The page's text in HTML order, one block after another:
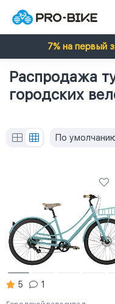
7% на первый
Распродажа
городских
По
5 1